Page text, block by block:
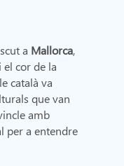
a Mallorca,
el cor de la
català va
que van
amb
per a entendre